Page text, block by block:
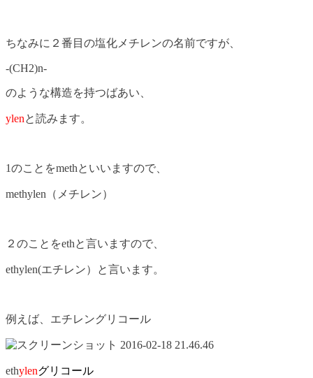
ちなみに２番目の塩化メチレンの名前ですが、
-(CH2)n-
のような構造を持つばあい、
ylenと読みます。
1のことをmethといいますので、
methylen（メチレン）
２のことをethと言いますので、
ethylen(エチレン）と言います。
例えば、エチレングリコール
ethylenグリコール